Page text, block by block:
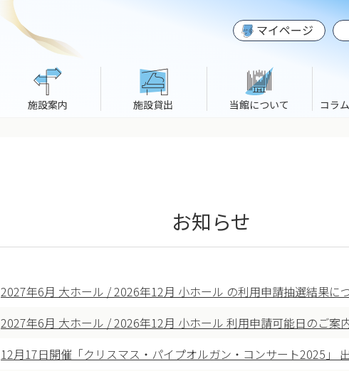
マイページ
施設案内 施設貸出 当館について コラ
お知らせ
2027年6月 大ホール / 2026年12月 小ホール の利用申請抽選結果に
2027年6月 大ホール / 2026年12月 小ホール 利用申請可能日のご案
12月17日開催「クリスマス・パイプオルガン・コンサート2025」